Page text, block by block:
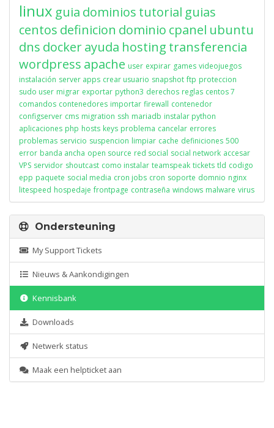
linux guia dominios tutorial guias
centos definicion dominio cpanel ubuntu
dns dockerayuda hosting transferencia
wordpress apache user expirar games videojuegos
instalación server apps crear usuario snapshot ftp proteccion
sudo user migrar exportar python3 derechos reglas centos 7
comandos contenedores importar firewall contenedor
configserver cms migration ssh mariadb instalar python
aplicaciones php hosts keys problema cancelar errores
problemas servicio suspencion limpiar cache definiciones 500
error banda ancha open source red social social network accesar
VPS servidor shoutcast como instalar teamspeak tickets tld codigo
epp paquete social media cron jobs cron soporte domnio nginx
litespeed hospedaje frontpage contraseña windows malware virus
Ondersteuning
My Support Tickets
Nieuws & Aankondigingen
Kennisbank
Downloads
Netwerk status
Maak een helpticket aan